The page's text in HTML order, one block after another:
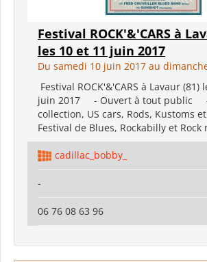
Festival ROCK'&'CARS à
les 10 et 11 juin 2017
Du samedi 10 juin 2017 au
Festival ROCK'&'CARS à Lavaur (81)
juin 2017 - Ouvert à tout public -
collection, US cars, Rods, Kustoms
Festival de Blues, Rockabilly et Rock
cadillac_bobby_
-
06 76 08 63 96